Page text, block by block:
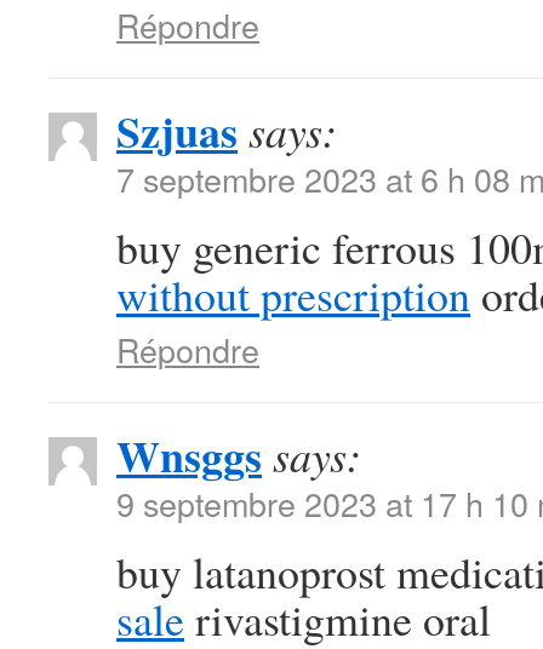
Répondre
Szjuas says:
7 septembre 2023 at 6 h 08
buy generic ferrous
without prescription
Répondre
Wnsggs says:
9 septembre 2023 at 17 h 10
buy latanoprost
sale rivastigmine oral